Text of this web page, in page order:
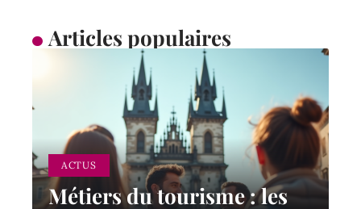
Articles populaires
ACTUS
Métiers du tourisme : les